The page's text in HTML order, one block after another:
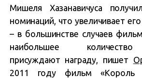
Мишеля Хазанавичуса
номинаций, что увеличивает
– в большинстве случаев
наибольшее
присуждают награду, пишет
2011 году фильм «Король